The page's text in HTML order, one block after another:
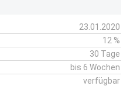
23.01.2020
12 %
30 Tage
bis 6 Wochen
verfügbar